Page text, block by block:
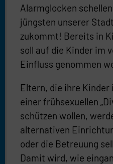
Alarmglocken
jüngsten unserer
zukommt! Bereits in
soll auf die Kinder im
Einfluss genommen
Eltern, die ihre
einer frühsexuellen
schützen wollen,
alternativen
oder die Betreuung
Damit wird, wie